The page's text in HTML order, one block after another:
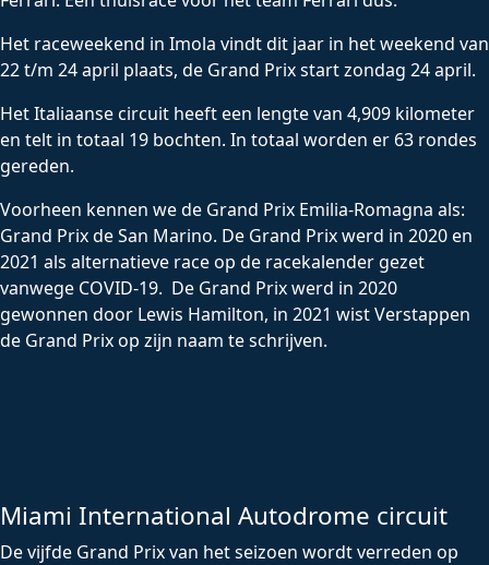
Het raceweekend in Imola vindt dit jaar in het weekend van
22 t/m 24 april plaats, de Grand Prix start zondag 24 april.
Het Italiaanse circuit heeft een lengte van 4,909 kilometer
en telt in totaal 19 bochten. In totaal worden er 63 rondes
gereden.
Voorheen kennen we de Grand Prix Emilia-Romagna als:
Grand Prix de San Marino. De Grand Prix werd in 2020 en
2021 als alternatieve race op de racekalender gezet
vanwege COVID-19. De Grand Prix werd in 2020
gewonnen door Lewis Hamilton, in 2021 wist Verstappen
de Grand Prix op zijn naam te schrijven.
Miami International Autodrome circuit
De vijfde Grand Prix van het seizoen wordt verreden op